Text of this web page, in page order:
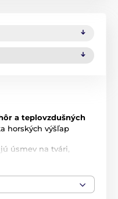
a teplovzdušných
horských výšľap
úsmev na tvári,
vlastnosť materiálu.
sa vráti do